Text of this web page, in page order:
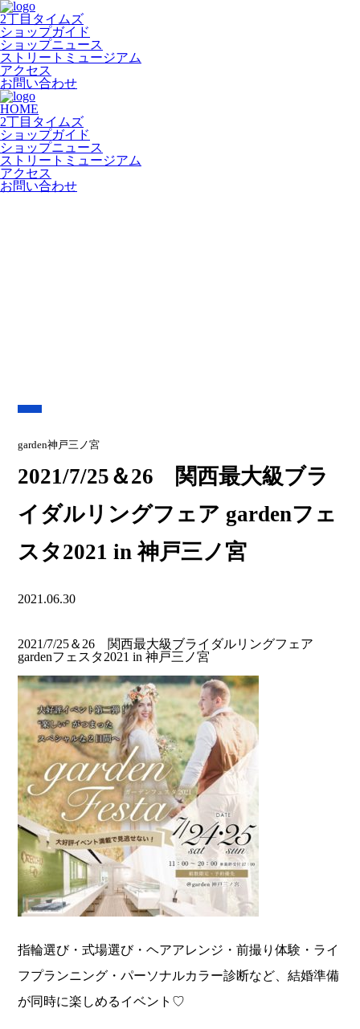
2丁目タイムズ
ショップガイド
ショップニュース
ストリートミュージアム
アクセス
お問い合わせ
HOME
2丁目タイムズ
ショップガイド
ショップニュース
ストリートミュージアム
アクセス
お問い合わせ
garden神戸三ノ宮
2021/7/25＆26 関西最大級ブラ
イダルリングフェア gardenフェ
スタ2021 in 神戸三ノ宮
2021.06.30
2021/7/25＆26 関西最大級ブライダルリングフェア
gardenフェスタ2021 in 神戸三ノ宮
指輪選び・式場選び・ヘアアレンジ・前撮り体験・ライ
フプランニング・パーソナルカラー診断など、結婚準備
が同時に楽しめるイベント♡